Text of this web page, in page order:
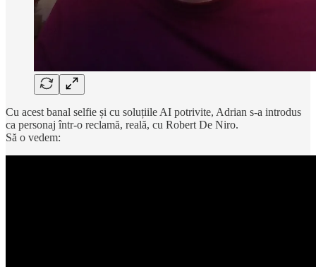
Cu acest banal selfie și cu soluțiile AI potrivite, Adrian s-a introdus
ca personaj într-o reclamă, reală, cu Robert De Niro.
Să o vedem: